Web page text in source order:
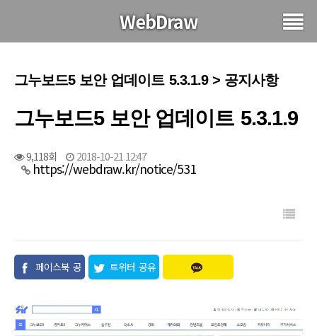
WebDraw
그누보드5 보안 업데이트 5.3.1.9 > 공지사항
그누보드5 보안 업데이트 5.3.1.9
9,118회 2018-10-21 12:47
https://webdraw.kr/notice/531
페이스북 공
트위터 공유